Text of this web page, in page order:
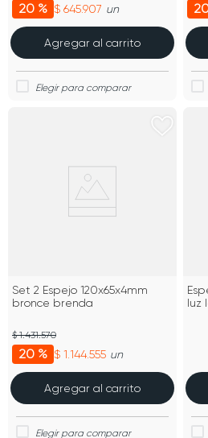
20 % $ 645.907 un
Agregar al carrito
Set 2 Espejo 120x65x4mm
bronce brenda
20 % $ 1.144.555
$ 1.431.570
un
Agregar al carrito
luz